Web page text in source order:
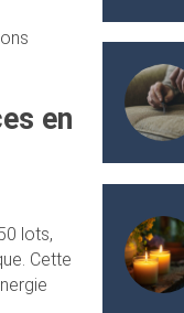
en
lots,
Cette